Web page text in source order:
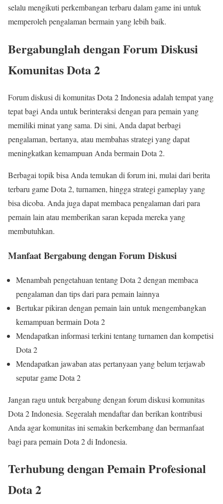
selalu mengikuti perkembangan terbaru dalam game ini untuk
memperoleh pengalaman bermain yang lebih baik.
Bergabunglah dengan Forum Diskusi
Komunitas Dota 2
Forum diskusi di komunitas Dota 2 Indonesia adalah tempat yang
tepat bagi Anda untuk berinteraksi dengan para pemain yang
memiliki minat yang sama. Di sini, Anda dapat berbagi
pengalaman, bertanya, atau membahas strategi yang dapat
meningkatkan kemampuan Anda bermain Dota 2.
Berbagai topik bisa Anda temukan di forum ini, mulai dari berita
terbaru game Dota 2, turnamen, hingga strategi gameplay yang
bisa dicoba. Anda juga dapat membaca pengalaman dari para
pemain lain atau memberikan saran kepada mereka yang
membutuhkan.
Manfaat Bergabung dengan Forum Diskusi
Menambah pengetahuan tentang Dota 2 dengan membaca
pengalaman dan tips dari para pemain lainnya
Bertukar pikiran dengan pemain lain untuk mengembangkan
kemampuan bermain Dota 2
Mendapatkan informasi terkini tentang turnamen dan kompetisi
Dota 2
Mendapatkan jawaban atas pertanyaan yang belum terjawab
seputar game Dota 2
Jangan ragu untuk bergabung dengan forum diskusi komunitas
Dota 2 Indonesia. Segeralah mendaftar dan berikan kontribusi
Anda agar komunitas ini semakin berkembang dan bermanfaat
bagi para pemain Dota 2 di Indonesia.
Terhubung dengan Pemain Profesional
Dota 2